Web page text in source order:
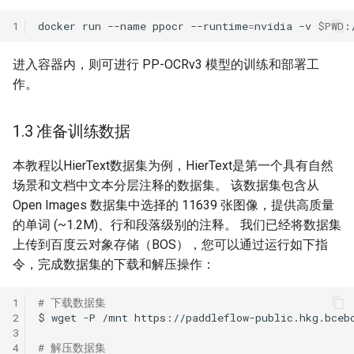
1 docker run --name ppocr --runtime=nvidia -v $PWD
进入容器内，则可进行 PP-OCRv3 模型的训练和部署工
作。
1.3 准备训练数据
本教程以HierText数据集为例，HierText是第一个具有自然
场景和文档中文本分层注释的数据集。 该数据集包含从
Open Images 数据集中选择的 11639 张图像，提供高质量
的单词 (~1.2M)、行和段落级别的注释。 我们已经将数据集
上传到百度云对象存储（BOS），您可以通过运行如下指
令，完成数据集的下载和解压操作：
1
2
3
4
# 下载数据集
$ wget -P /mnt
# 解压数据集